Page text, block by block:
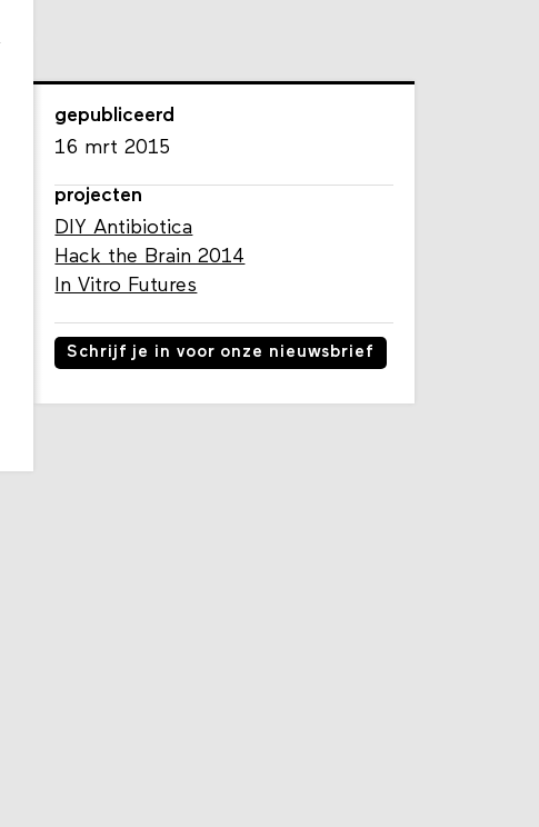
gepubliceerd
16 mrt 2015
projecten
DIY Antibiotica
Hack the Brain 2014
In Vitro Futures
Schrijf je in voor onze nieuwsbrief